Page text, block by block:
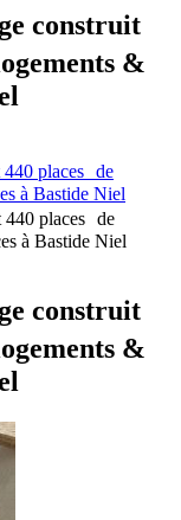
construit
&
440 places de
à Bastide Niel
440 places de
à Bastide Niel
construit
&